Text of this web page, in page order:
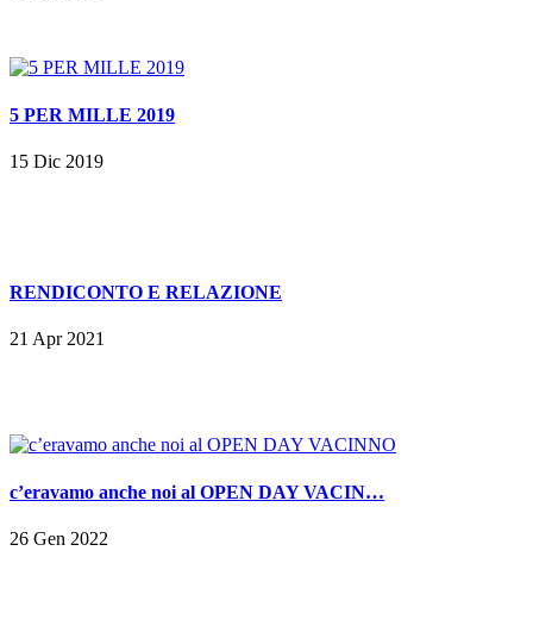
5 PER MILLE 2019
15 Dic 2019
RENDICONTO E RELAZIONE
21 Apr 2021
c’eravamo anche noi al OPEN DAY VACIN…
26 Gen 2022